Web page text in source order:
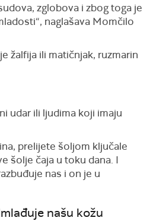
zglobova i zbog toga je
naglašava Momčilo
žalfija ili matičnjak, ruzmarin
udar ili ljudima koji imaju
prelijete šoljom ključale
šolje čaja u toku dana. I
nas i on je u
našu kožu